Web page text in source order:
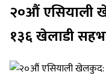
२०औं एसियाली
१३६ खेलाडी